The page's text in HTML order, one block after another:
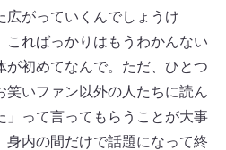
広がっていくんでしょうけ
ればっかりはもうわかんない
が初めてなんで。ただ、ひとつ
笑いファン以外の人たちに読ん
」って言ってもらうことが大事
身内の間だけで話題になって終